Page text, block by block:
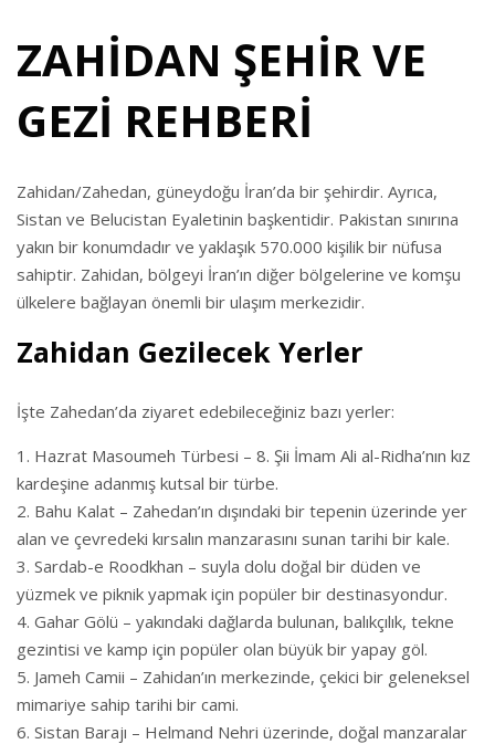
ZAHİDAN ŞEHİR VE
GEZİ REHBERİ
Zahidan/Zahedan, güneydoğu İran’da bir şehirdir. Ayrıca,
Sistan ve Belucistan Eyaletinin başkentidir. Pakistan sınırına
yakın bir konumdadır ve yaklaşık 570.000 kişilik bir nüfusa
sahiptir. Zahidan, bölgeyi İran’ın diğer bölgelerine ve komşu
ülkelere bağlayan önemli bir ulaşım merkezidir.
Zahidan Gezilecek Yerler
İşte Zahedan’da ziyaret edebileceğiniz bazı yerler:
Hazrat Masoumeh Türbesi – 8. Şii İmam Ali al-Ridha’nın kız
kardeşine adanmış kutsal bir türbe.
Bahu Kalat – Zahedan’ın dışındaki bir tepenin üzerinde yer
alan ve çevredeki kırsalın manzarasını sunan tarihi bir kale.
Sardab-e Roodkhan – suyla dolu doğal bir düden ve
yüzmek ve piknik yapmak için popüler bir destinasyondur.
Gahar Gölü – yakındaki dağlarda bulunan, balıkçılık, tekne
gezintisi ve kamp için popüler olan büyük bir yapay göl.
Jameh Camii – Zahidan’ın merkezinde, çekici bir geleneksel
mimariye sahip tarihi bir cami.
Sistan Barajı – Helmand Nehri üzerinde, doğal manzaralar